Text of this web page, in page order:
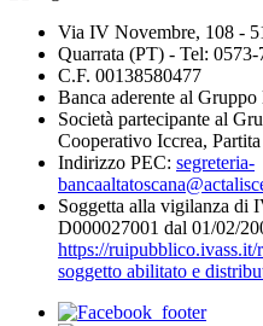
Via IV Novembre, 108 -
Quarrata (PT) - Tel: 0573-
C.F. 00138580477
Banca aderente al
Società partecipante al
Cooperativo Iccrea,
Indirizzo PEC: segreteria-
Soggetta alla vigilanza di
D000027001 dal 01/02/
https://
soggetto abilitato e